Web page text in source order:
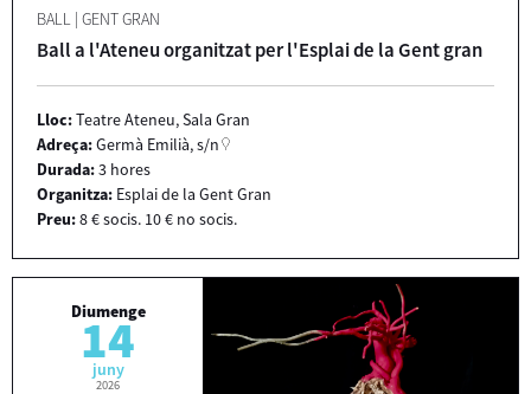
BALL | GENT GRAN
Ball a l'Ateneu organitzat per l'Esplai de la Gent gran
Lloc:Teatre Ateneu, Sala Gran
Adreça:Germà Emilià, s/n
Durada:3 hores
Organitza: Esplai de la Gent Gran
Preu:8 € socis. 10 € no socis.
Diumenge
14
juny
2026